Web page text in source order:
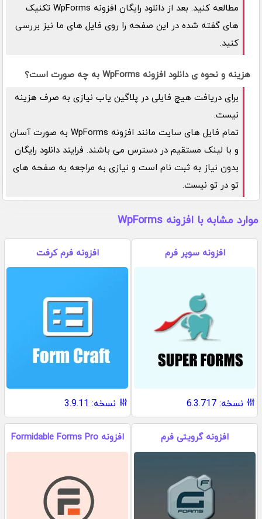
مطالعه کنید. بعد از دانلود رایگان افزونه WpForms تکنیک
های گفته شده در این صفحه را روی فایل های ما نیز بررسی
کنید.
هزینه و نحوه ی دانلود افزونه WpForms به چه صورت است؟
برای دریافت هیچ فایلی در پلاگین یاب نیازی به صرف هزینه
نیست.
تمام فایل های سایت مانند افزونه WpForms به صورت آسان
و با لینک مستقیم در دسترس می باشند. فرایند دانلود رایگان
بدون نیاز به ثبت نام است و نیازی به مراجعه به صفحه های
تو در تو نیست.
موارد مشابه با افزونه WpForms
افزونه سوپر فرم
نسخه: 6.3.717
افزونه فرم کرفت
نسخه: 3.9.11
افزونه گرویتی فرم افزونه Formidable Forms Pro